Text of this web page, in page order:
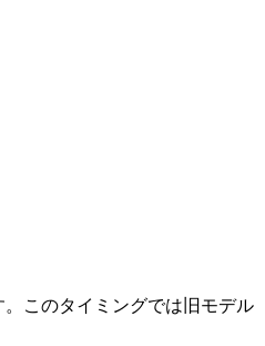
このタイミングでは旧モデル